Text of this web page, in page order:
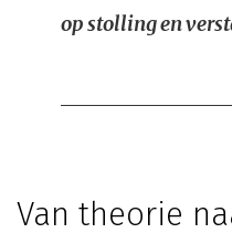
op stolling en
Van theorie